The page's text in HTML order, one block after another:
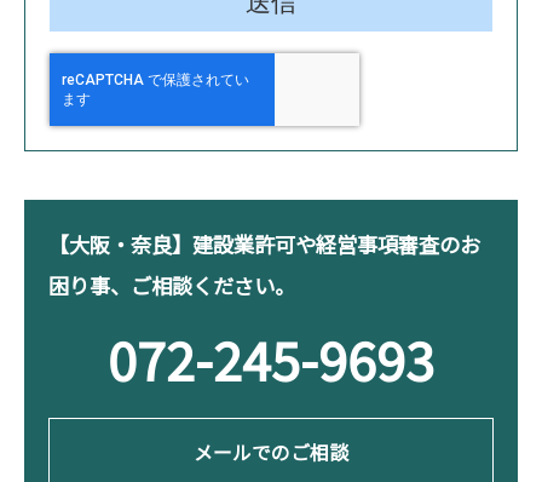
【大阪・奈良】建設業許可や経営事項審査のお
困り事、ご相談ください。
072-245-9693
メールでのご相談